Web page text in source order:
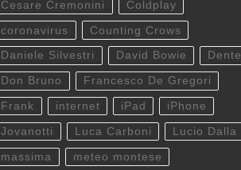
Cesare Cremonini Coldplay
coronavirus Counting Crows
Daniele Silvestri David Bowie Dente
Don Bruno Francesco De Gregori
Frank internet iPad iPhone
Jovanotti Luca Carboni Lucio Dalla
massima meteo montese